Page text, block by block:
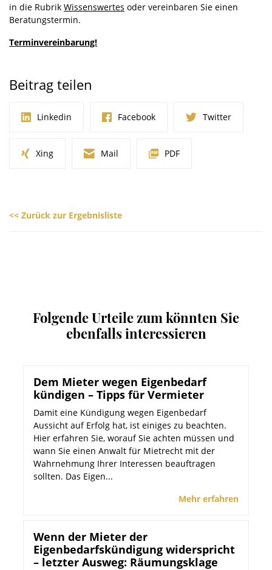
in die Rubrik Wissenswertes oder vereinbaren Sie einen
Beratungstermin.
Terminvereinbarung!
Beitrag teilen
Linkedin Facebook Twitter
Xing Mail PDF
<< Zurück zur Ergebnisliste
Folgende Urteile zum könnten Sie
ebenfalls interessieren
Dem Mieter wegen Eigenbedarf
kündigen – Tipps für Vermieter
Damit eine Kündigung wegen Eigenbedarf
Aussicht auf Erfolg hat, ist einiges zu beachten.
Hier erfahren Sie, worauf Sie achten müssen und
wann Sie einen Anwalt für Mietrecht mit der
Wahrnehmung Ihrer Interessen beauftragen
sollten. Das Eigen...
Mehr erfahren
Wenn der Mieter der
Eigenbedarfskündigung widerspricht
– letzter Ausweg: Räumungsklage